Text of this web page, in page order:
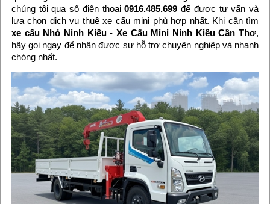
chúng tôi qua số điện thoại0916.485.699 để được tư vấn và
lựa chọn dịch vụ thuê xe cẩu mini phù hợp nhất. Khi cần tìm
xe cẩu Nhỏ Ninh Kiều- Xe Cẩu Mini Ninh Kiều Cần Thơ,
hãy gọi ngay để nhận được sự hỗ trợ chuyên nghiệp và nhanh
chóng nhất.